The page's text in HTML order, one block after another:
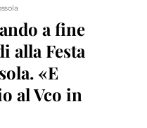
a fine
alla Festa
«E
al Vco in